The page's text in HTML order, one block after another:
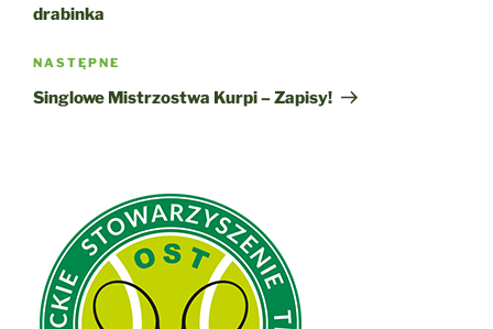
drabinka
Następny
wpis
NASTĘPNE
Singlowe Mistrzostwa Kurpi – Zapisy!